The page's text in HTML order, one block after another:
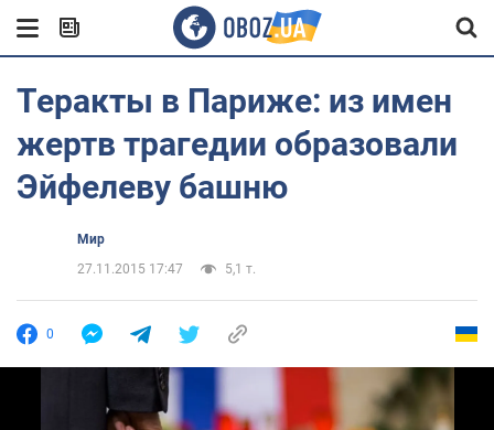
Теракты в Париже: из имен
жертв трагедии образовали
Эйфелеву башню
Мир
27.11.2015 17:47
5,1 т.
0